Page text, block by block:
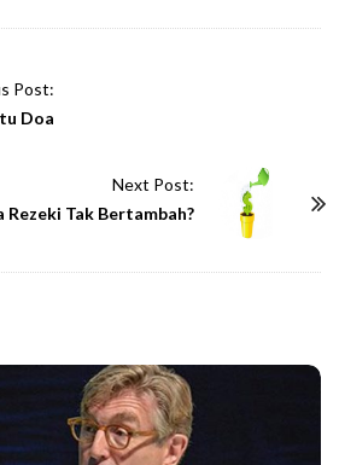
Post:
Doa
Next Post:
Rezeki Tak Bertambah?